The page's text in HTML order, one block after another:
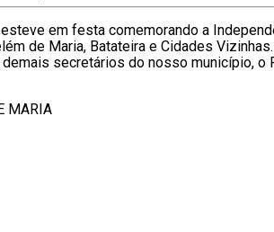
em festa comemorando a
de Maria, Batateira e Cidades
secretários do nosso município, o
MARIA